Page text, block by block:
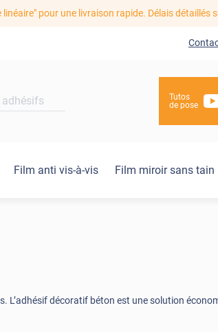
linéaire" pour une livraison rapide. Délais détaillés
Tutos
de pose
Film anti vis-à-vis Film miroir sans tain
L’adhésif décoratif béton est une solution